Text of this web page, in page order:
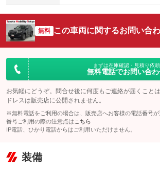
無料 この車両に関するお問い合
まずは在庫確認・見積り依頼
無料電話でお問い合
お気軽にどうぞ。問合せ後に何度もご連絡が届くこと
ドレスは販売店に公開されません。
※無料電話をご利用の場合は、販売店へお客様の電話番号
番号ご利用の際の注意点は こちら
IP電話、ひかり電話からはご利用いただけません。
装備